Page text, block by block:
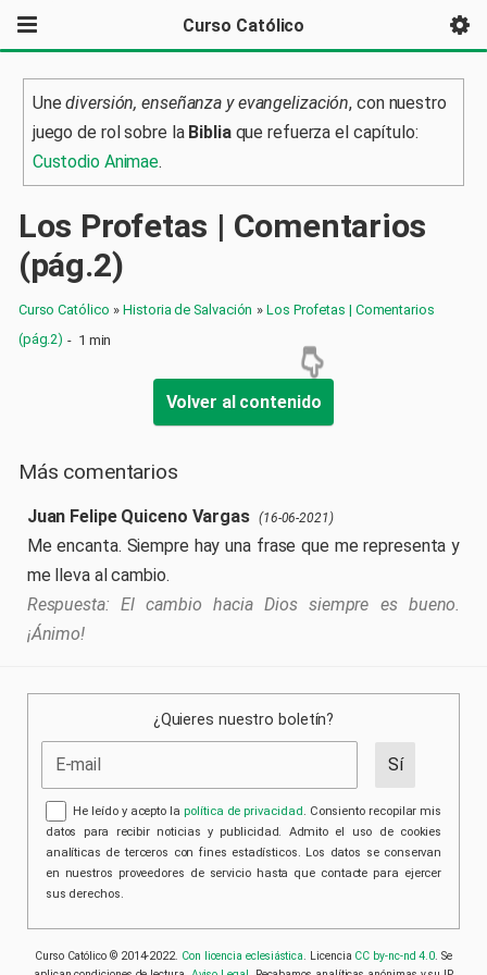
Curso Católico
Unediversión, enseñanza y evangelización, con nuestro
juego de rol sobre la Bibliaque refuerza el capítulo:
Custodio Animae.
Los Profetas | Comentarios
(pág.2)
Curso Católico »Historia de Salvación »Los Profetas | Comentarios
(pág.2) - 1 min
Volver al contenido
Más comentarios
Juan Felipe Quiceno Vargas (16-06-2021)
Me encanta. Siempre hay una frase que me representa y
me lleva al cambio.
El cambio hacia Dios siempre es bueno.
¡Ánimo!
¿Quieres nuestro boletín?
He leído y acepto lapolítica de privacidad. Consiento recopilar mis
datos para recibir noticias y publicidad. Admito el uso de cookies
analíticas de terceros con fines estadísticos. Los datos se conservan
en nuestros proveedores de servicio hasta que contacte para ejercer
sus derechos.
Curso Católico © 2014-2022. Con licencia eclesiástica. Licencia CC by-nc-nd 4.0. Se